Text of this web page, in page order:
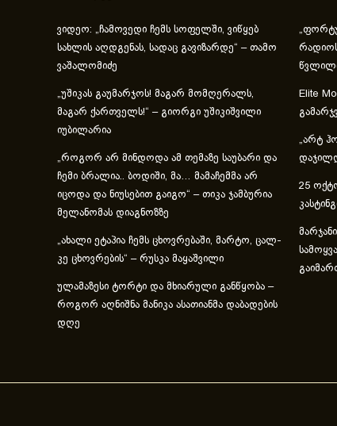
ვიდეო: „ჩამოვედი ჩემს სოფელში, ვიწყებ
სახლის აღდგენას, სადაც გავიზარდე“ – თამო
ვაშალომიძე
„უშიკას გაუმარჯოს! მაგარ მომღერალს,
მაგარ ქართველს!“ – გიორგი უშიკიშვილი
იუბილარია
„როგორ არ მინდოდა ამ თემაზე საუბარი და
ჩემი ბრალია.. ბოდიში, მა… მამაჩემმა არ
იცოდა და ნიუსებით გაიგო“ – თიკა ჯამბურია
მელანომას დიაგნოზზე
„ახა­ლი ეტა­პია ჩემს ცხოვ­რე­ბა­ში, მარ­ტო, ცალ­
კე ცხოვ­რე­ბის“ – რუსკა მაყაშვილი
ულამაზესი ტორტი და მხიარული განწყობა –
როგორ აღნიშნა მანიკა ასათიანმა დაბადების
დღე
Elite
„არტ
25